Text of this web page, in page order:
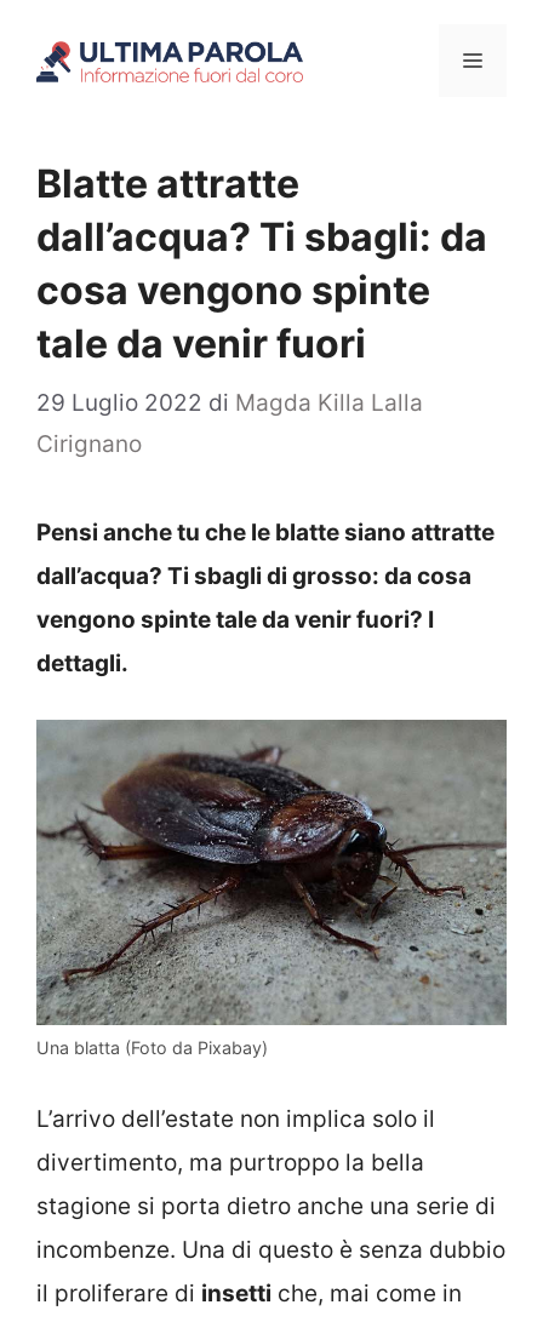
Menu
Blatte attratte
dall’acqua? Ti sbagli: da
cosa vengono spinte
tale da venir fuori
29 Luglio 2022 di Magda Killa Lalla
Cirignano
Pensi anche tu che le blatte siano attratte
dall’acqua? Ti sbagli di grosso: da cosa
vengono spinte tale da venir fuori? I
dettagli.
Una blatta (Foto da Pixabay)
L’arrivo dell’estate non implica solo il
divertimento, ma purtroppo la bella
stagione si porta dietro anche una serie di
incombenze. Una di questo è senza dubbio
il proliferare di insetti che, mai come in